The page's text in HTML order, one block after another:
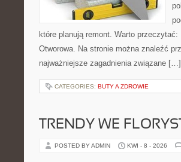
które planują remont. Warto
Otworowa. Na stronie można znaleźć
najważniejsze zagadnienia związane […]
CATEGORIES: BUTY A ZDROWIE
TRENDY WE
POSTED BY ADMIN KWI - 8 - 2026